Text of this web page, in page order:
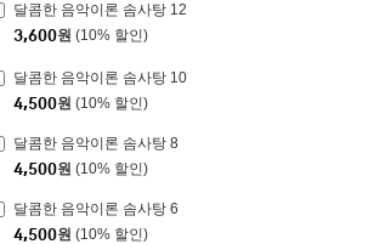
달콤한 음악이론 솜사탕 12
3,600원 (10% 할인)
달콤한 음악이론 솜사탕 10
4,500원 (10% 할인)
달콤한 음악이론 솜사탕 8
4,500원 (10% 할인)
달콤한 음악이론 솜사탕 6
4,500원 (10% 할인)